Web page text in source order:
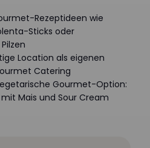
Rezeptideen wie
Sticks oder
Location als eigenen
Catering
Gourmet-Option:
Mais und Sour Cream